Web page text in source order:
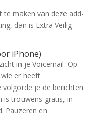
te maken van deze add-
dan is Extra Veilig
iPhone)
in je Voicemail. Op
er heeft
volgorde je de berichten
is trouwens gratis, in
Pauzeren en